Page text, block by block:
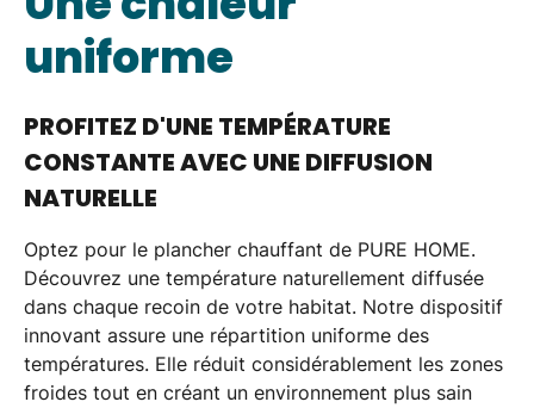
uniforme
PROFITEZ D'UNE TEMPÉRATURE
CONSTANTE AVEC UNE DIFFUSION
NATURELLE
Optez pour le plancher chauffant de PURE HOME.
Découvrez une température naturellement diffusée
dans chaque recoin de votre habitat. Notre dispositif
innovant assure une répartition uniforme des
températures. Elle réduit considérablement les zones
froides tout en créant un environnement plus sain